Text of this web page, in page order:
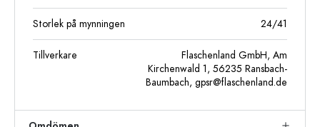
Storlek på mynningen 24/41
Tillverkare
Flaschenland GmbH, Am
Kirchenwald 1, 56235 Ransbach-
Baumbach, gpsr@flaschenland.de